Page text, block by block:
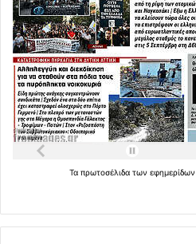
Τα πρωτοσέλιδα των εφημερίδων